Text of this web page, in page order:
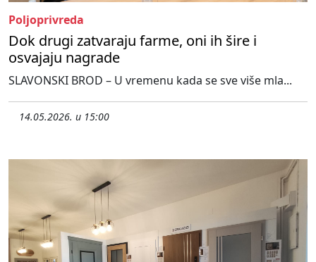
Poljoprivreda
Dok drugi zatvaraju farme, oni ih šire i
osvajaju nagrade
SLAVONSKI BROD – U vremenu kada se sve više mla...
14.05.2026. u 15:00